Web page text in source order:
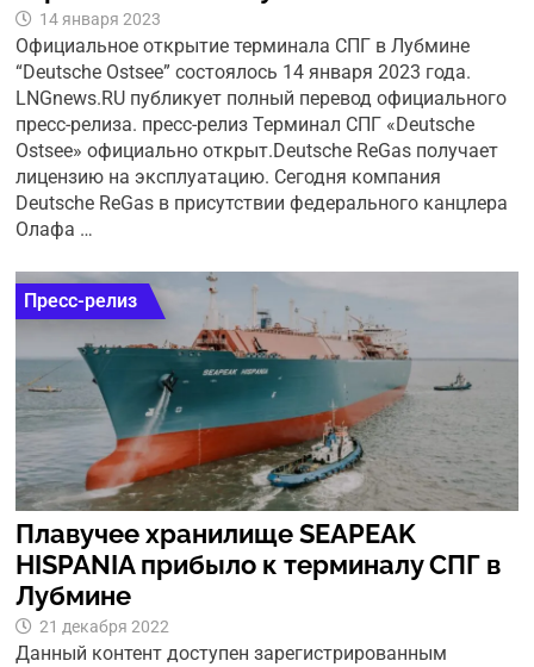
14 января 2023
Официальное открытие терминала СПГ в Лубмине
“Deutsche Ostsee” состоялось 14 января 2023 года.
LNGnews.RU публикует полный перевод официального
пресс-релиза. пресс-релиз Терминал СПГ «Deutsche
Ostsee» официально открыт.Deutsche ReGas получает
лицензию на эксплуатацию. Сегодня компания
Deutsche ReGas в присутствии федерального канцлера
Олафа …
Пресс-релиз
Плавучее хранилище SEAPEAK
HISPANIA прибыло к терминалу СПГ в
Лубмине
21 декабря 2022
Данный контент доступен зарегистрированным